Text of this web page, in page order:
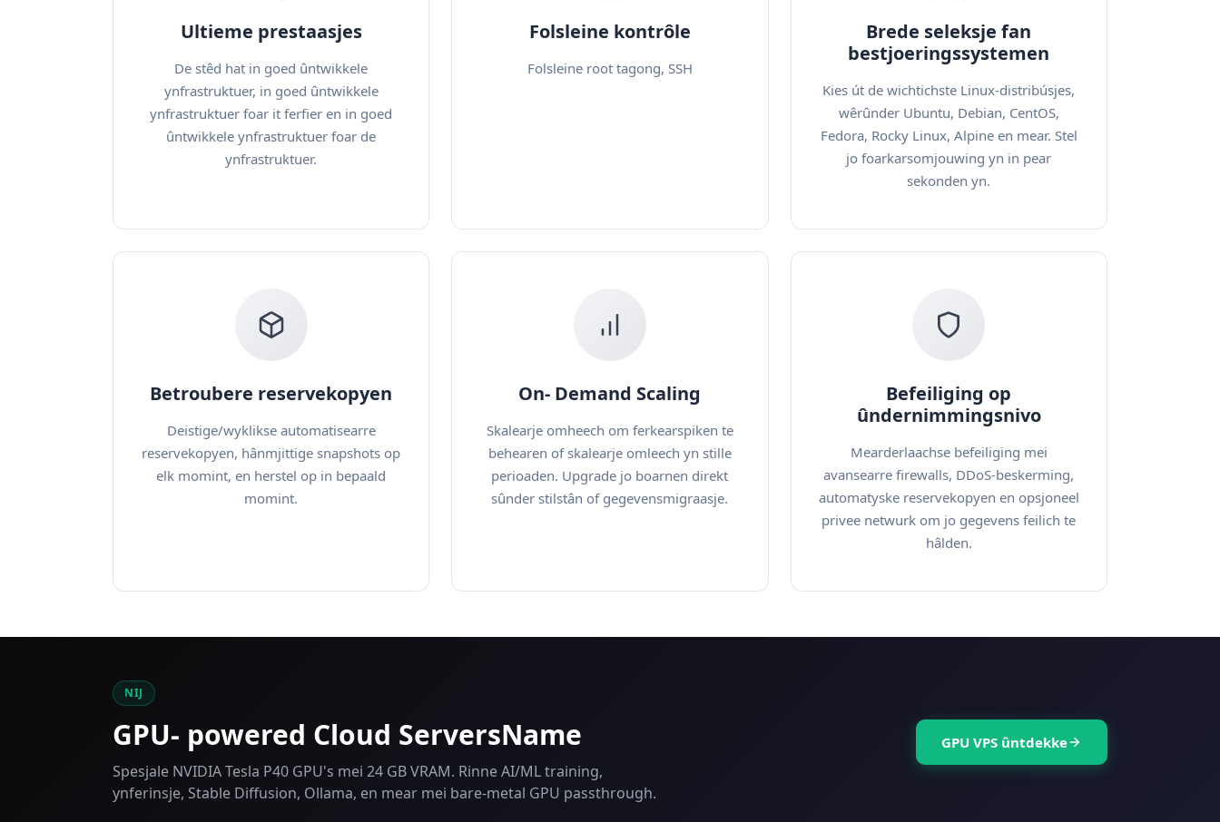
Ultieme prestaasjes
De stêd hat in goed ûntwikkele
ynfrastruktuer, in goed ûntwikkele
ynfrastruktuer foar it ferfier en in goed
ûntwikkele ynfrastruktuer foar de
ynfrastruktuer.
Folsleine kontrôle
Folsleine root tagong, SSH
Brede seleksje fan
bestjoeringssystemen
Kies út de wichtichste Linux-distribúsjes,
wêrûnder Ubuntu, Debian, CentOS,
Fedora, Rocky Linux, Alpine en mear. Stel
jo foarkarsomjouwing yn in pear
sekonden yn.
Betroubere reservekopyen
Deistige/wyklikse automatisearre
reservekopyen, hânmjittige snapshots op
elk momint, en herstel op in bepaald
momint.
On- Demand Scaling
Skalearje omheech om ferkearspiken te
behearen of skalearje omleech yn stille
perioaden. Upgrade jo boarnen direkt
sûnder stilstân of gegevensmigraasje.
Befeiliging op
ûndernimmingsnivo
Mearderlaachse befeiliging mei
avansearre firewalls, DDoS-beskerming,
automatyske reservekopyen en opsjoneel
privee netwurk om jo gegevens feilich te
hâlden.
NIJ
GPU- powered Cloud ServersName
Spesjale NVIDIA Tesla P40 GPU's mei 24 GB VRAM. Rinne AI/ML training,
ynferinsje, Stable Diffusion, Ollama, en mear mei bare-metal GPU passthrough.
GPU VPS ûntdekke